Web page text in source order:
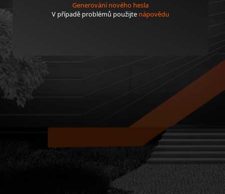
Generování nového hesla
V případě problémů použijte nápovědu